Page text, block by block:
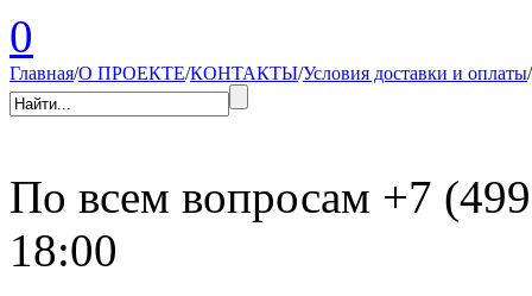
0
Главная/О ПРОЕКТЕ/КОНТАКТЫ/Условия доставки и оплаты/
По всем вопросам +7
18:00